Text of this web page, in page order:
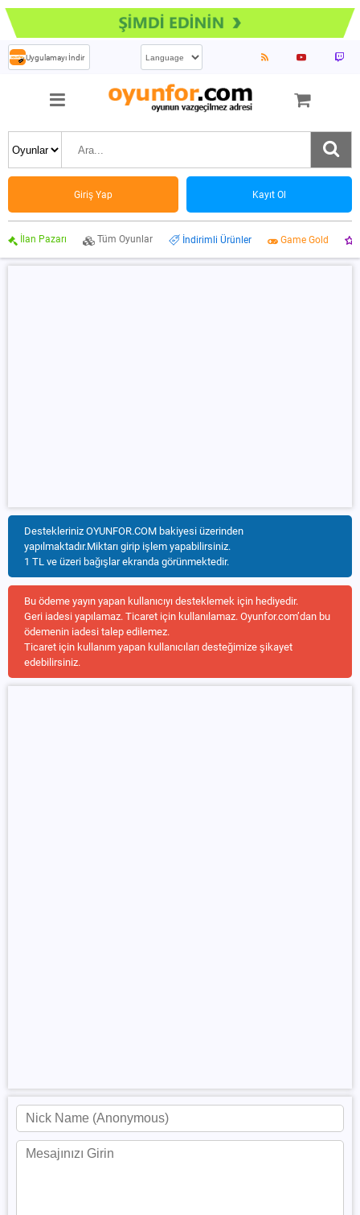
Uygulamayı İndir
Giriş Yap Kayıt Ol
İlan Pazarı Tüm Oyunlar İndirimli Ürünler Game Gold
Destekleriniz OYUNFOR.COM bakiyesi üzerinden
yapılmaktadır.Miktarı girip işlem yapabilirsiniz.
1 TL ve üzeri bağışlar ekranda görünmektedir.
Bu ödeme yayın yapan kullanıcıyı desteklemek için hediyedir.
Geri iadesi yapılamaz. Ticaret için kullanılamaz. Oyunfor.com’dan bu
ödemenin iadesi talep edilemez.
Ticaret için kullanım yapan kullanıcıları desteğimize şikayet
edebilirsiniz.